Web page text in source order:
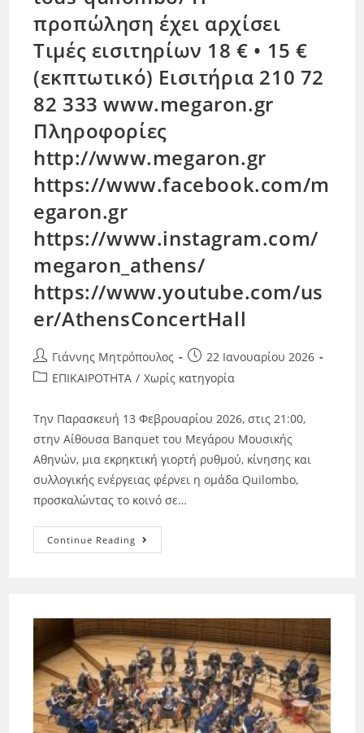
προπώληση έχει αρχίσει
Τιμές εισιτηρίων 18 € • 15 €
(εκπτωτικό) Εισιτήρια 210 72
82 333 www.megaron.gr
Πληροφορίες
http://www.megaron.gr
https://www.facebook.com/m
egaron.gr
https://www.instagram.com/
megaron_athens/
https://www.youtube.com/us
er/AthensConcertHall
Γιάννης Μητρόπουλος
22 Ιανουαρίου 2026
ΕΠΙΚΑΙΡΟΤΗΤΑ / Χωρίς κατηγορία
Την Παρασκευή 13 Φεβρουαρίου 2026, στις 21:00,
στην Αίθουσα Banquet του Μεγάρου Μουσικής
Αθηνών, μια εκρηκτική γιορτή ρυθμού, κίνησης και
συλλογικής ενέργειας φέρνει η ομάδα Quilombo,
προσκαλώντας το κοινό σε…
Continue Reading